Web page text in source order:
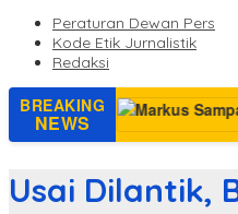
Peraturan Dewan Pers
Kode Etik Jurnalistik
Redaksi
BREAKING
NEWS
Usai Dilantik,